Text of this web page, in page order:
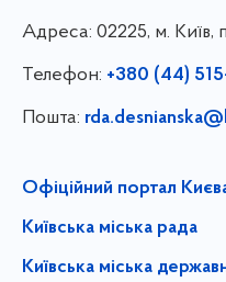
Адреса: 02225, м. Київ,
Телефон: +380 (44)
Пошта:
Офіційний портал
Київська міська рада
Київська міська